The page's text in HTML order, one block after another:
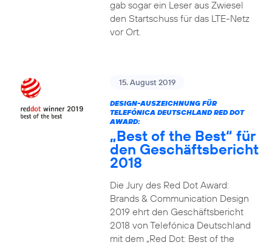
gab sogar ein Leser aus Zwiesel
den Startschuss für das LTE-Netz
vor Ort.
15. August 2019
DESIGN-AUSZEICHNUNG FÜR
TELEFÓNICA DEUTSCHLAND RED DOT
AWARD:
„Best of the Best“ für
den Geschäftsbericht
2018
Die Jury des Red Dot Award:
Brands & Communication Design
2019 ehrt den Geschäftsbericht
2018 von Telefónica Deutschland
mit dem „Red Dot: Best of the